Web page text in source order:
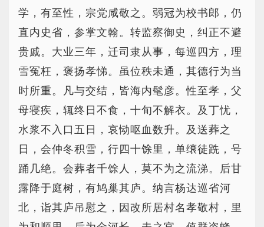
学，有至性，宗党咸敬之。弱冠为校书郎，仍
直内史省，参掌文翰。转监察御史，纠正不避
贵戚。大业三年，迁司隶从事，每巡四方，理
雪冤枉，褒扬孝悌。虽位秩未通，其德行为当
时所重。凡与交结，皆海内髦彦。性至孝，父
母寝疾，辄终日不食，十旬不解衣。及丁忧，
水浆不入口五日，哀恸呕血数升。及送葬之
日，会仲冬积雪，行四十馀里，单缞徒跣，号
踊几绝。会葬者千馀人，莫不为之流涕。后甘
露降于庭树，有鸠巢其庐。纳言杨达巡省河
北，诣其庐吊慰之，因改所居村名孝敬村，里